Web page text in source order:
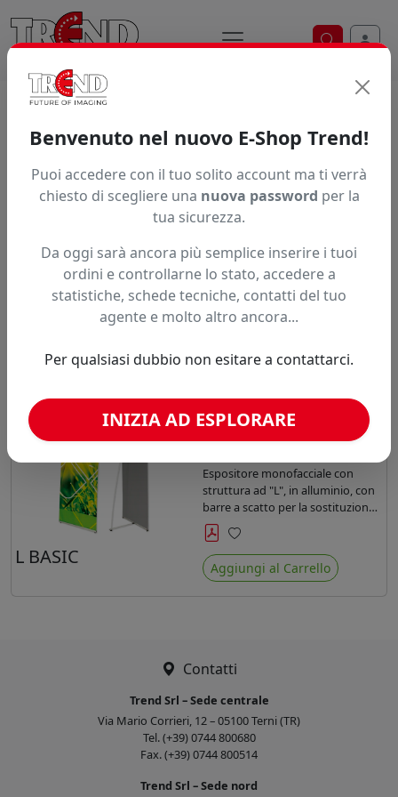
Ricerca
Scopri l'espositore monofacciale con struttura ad "L", in
alluminio, con barre a scatto per la sostituzione della
L BASIC
Accedi per il prezzo riservato
Espositore monofacciale con
struttura ad "L", in alluminio, con
barre a scatto per la sostituzione
della stampa , borsa inclusa.
Preferiti
Aggiungi al Carrello
Contatti
Trend Srl – Sede centrale
Via Mario Corrieri, 12 – 05100 Terni (TR)
Tel. (+39) 0744 800680
Fax. (+39) 0744 800514
Trend Srl – Sede nord
Benvenuto nel nuovo E-Shop Trend!
Puoi accedere con il tuo solito account ma ti verrà
chiesto di scegliere una nuova password per la
tua sicurezza.
Da oggi sarà ancora più semplice inserire i tuoi
ordini e controllarne lo stato, accedere a
statistiche, schede tecniche, contatti del tuo
agente e molto altro ancora...
Per qualsiasi dubbio non esitare a contattarci.
INIZIA AD ESPLORARE